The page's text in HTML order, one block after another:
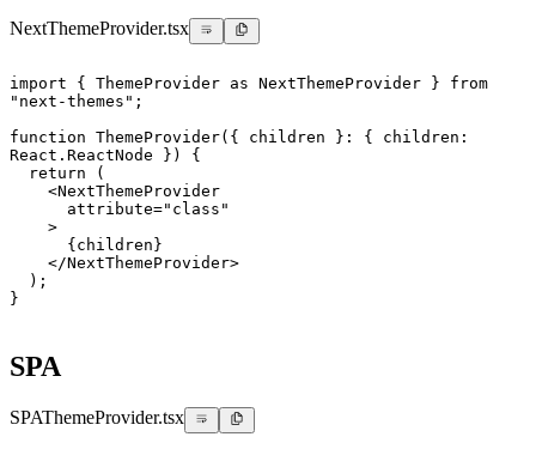
NextThemeProvider.tsx
import { ThemeProvider as NextThemeProvider }
from
"next-themes" ;
function ThemeProvider( { children } : { children :
React . ReactNode } )
{
return
(
<NextThemeProvider
attribute=" class "
>
{ children }
</NextThemeProvider>
) ;
}
SPA
SPAThemeProvider.tsx